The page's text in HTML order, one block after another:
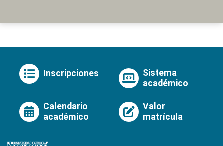
Inscripciones
Sistema
académico
Calendario
académico
Valor
matrícula